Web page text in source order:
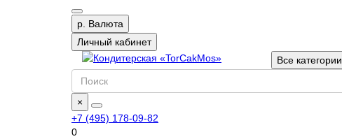
р. Валюта
Личный кабинет
Все категории
×
+7 (495) 178-09-82
0